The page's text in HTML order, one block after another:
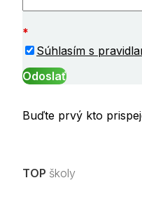
Súhlasím s
Buďte prvý kto
TOP školy